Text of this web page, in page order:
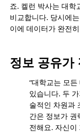
죠. 켈런 박사는 대학
비교합니다. 당시에
이에 데이터가 완전
정보 공유가
“대학교는 모
있습니다. 두
술적인 차원과
간은 정보가 권
전해요. 자신이